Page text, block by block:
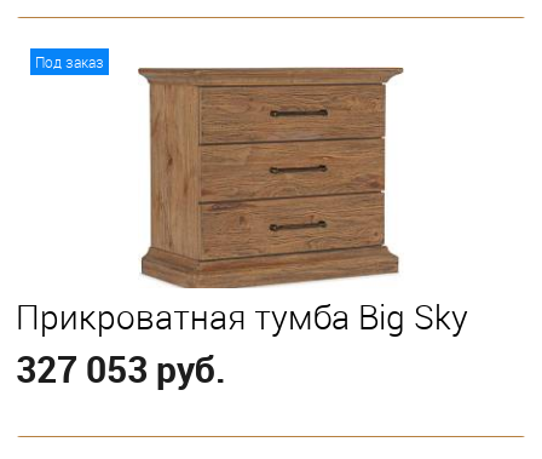
Под заказ
Прикроватная тумба Big Sky
327 053 руб.